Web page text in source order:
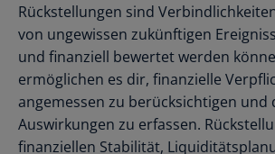
Rückstellungen sind
von ungewissen zukünftigen
und finanziell bewertet werden
ermöglichen es dir, finanzielle
angemessen zu berücksichtigen und
Auswirkungen zu erfassen.
finanziellen Stabilität,